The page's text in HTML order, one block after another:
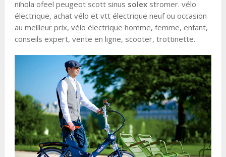
nihola ofeel peugeot scott sinus solexstromer. vélo
électrique, achat vélo et vtt électrique neuf ou occasion
au meilleur prix, vélo électrique homme, femme, enfant,
conseils expert, vente en ligne, scooter, trottinette.